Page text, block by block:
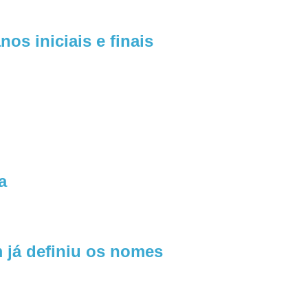
iniciais e finais
já definiu os nomes